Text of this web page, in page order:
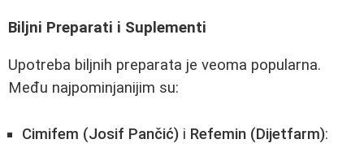
Biljni Preparati i Suplementi
Upotreba biljnih preparata je veoma popularna.
Među najpominjanijim su:
Cimifem (Josif Pančić) i Refemin (Dijetfarm):